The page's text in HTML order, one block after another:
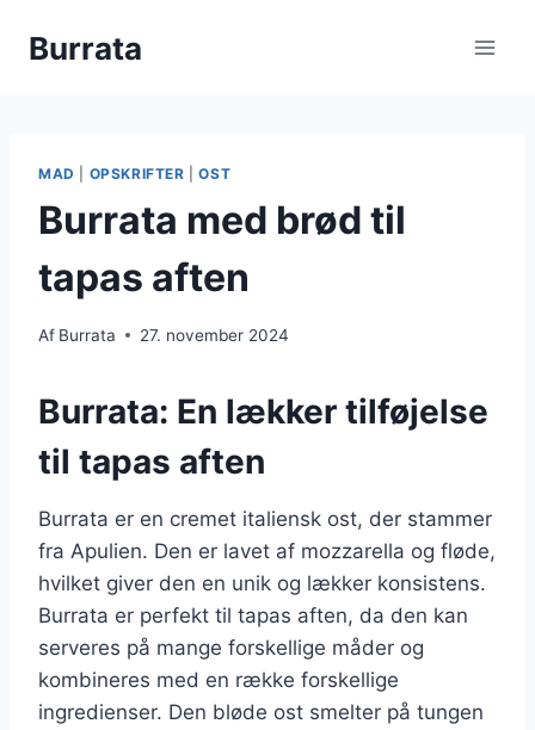
Burrata
MAD OPSKRIFTER |OST
Burrata med brød til
tapas aften
Af Burrata 27. november 2024
Burrata: En lækker tilføjelse
til tapas aften
Burrata er en cremet italiensk ost, der stammer
fra Apulien. Den er lavet af mozzarella og fløde,
hvilket giver den en unik og lækker konsistens.
Burrata er perfekt til tapas aften, da den kan
serveres på mange forskellige måder og
kombineres med en række forskellige
ingredienser. Den bløde ost smelter på tungen